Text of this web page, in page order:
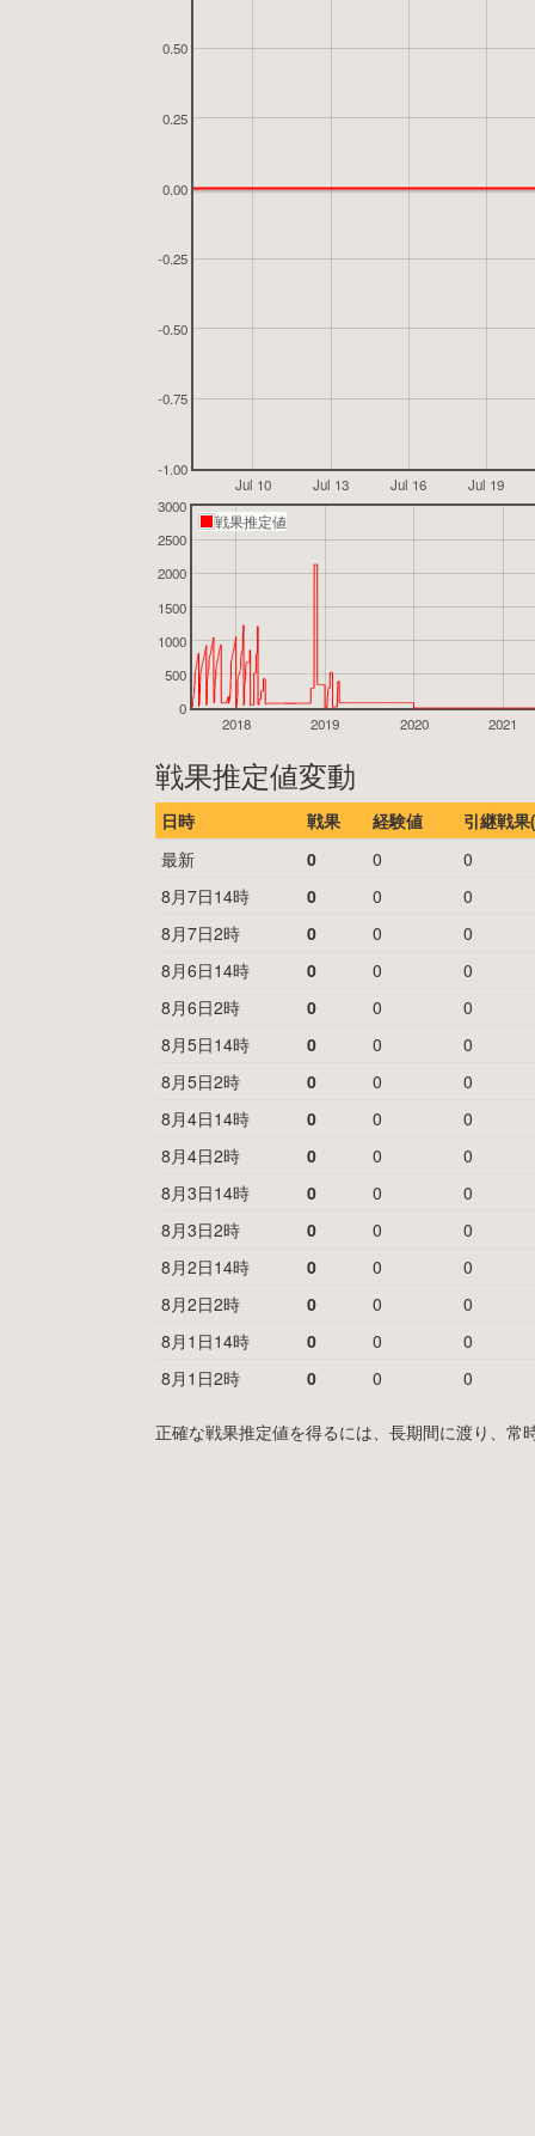
Jul 10 Jul 13 Jul 16 Jul 19
-1.00
-0.75
-0.50
-0.25
0.00
0.25
0.50
2018 2019 2020 2021
0
500
1000
1500
2000
2500
3000
戦果推定値
戦果推定値変動
日時 戦果 経験値
引継戦
最新
0 0
0
8月7日14時
0 0
0
8月7日2時
0 0
0
8月6日14時
0 0
0
8月6日2時
0 0
0
8月5日14時
0 0
0
8月5日2時
0 0
0
8月4日14時
0 0
0
8月4日2時
0 0
0
8月3日14時
0 0
0
8月3日2時
0 0
0
8月2日14時
0 0
0
8月2日2時
0 0
0
8月1日14時
0 0
0
8月1日2時
0 0 0
正確な戦果推定値を得るには、長期間に渡り、